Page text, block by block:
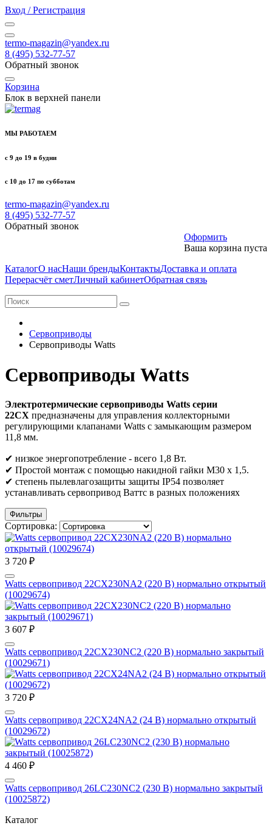
Вход / Регистрация
termo-magazin@yandex.ru
8 (495) 532-77-57
Обратный звонок
Корзина
Блок в верхней панели
МЫ РАБОТАЕМ
с 9 до 19 в будни
с 10 до 17 по субботам
termo-magazin@yandex.ru
8 (495) 532-77-57
Обратный звонок
Оформить
Ваша корзина пуста
КаталогО насНаши брендыКонтактыДоставка и оплата
Перерасчёт сметЛичный кабинетОбратная связь
Сервоприводы
Сервоприводы Watts
Сервоприводы Watts
Электротермические сервоприводы Watts серии
22CX предназначены для управления коллекторными
регулирующими клапанами Watts с замыкающим размером
11,8 мм.
✔ низкое энергопотребление - всего 1,8 Вт.
✔ Простой монтаж с помощью накидной гайки M30 x 1,5.
✔ степень пылевлагозащиты защиты IP54 позволяет
устанавливать сервопривод Ваттс в разных положениях
Фильтры
Сортировка:
3 720 ₽
Watts сервопривод 22CX230NA2 (220 В) нормально открытый
(10029674)
3 607 ₽
Watts сервопривод 22CX230NC2 (220 В) нормально закрытый
(10029671)
3 720 ₽
Watts сервопривод 22CX24NA2 (24 В) нормально открытый
(10029672)
4 460 ₽
Watts сервопривод 26LC230NC2 (230 В) нормально закрытый
(10025872)
Каталог